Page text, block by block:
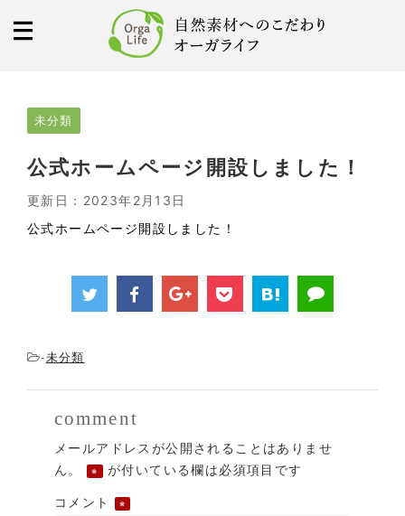
未分類
公式ホームページ開設しました！
更新日： 2023年2月13日
公式ホームページ開設しました！
-未分類
comment
メールアドレスが公開されることはありませ
ん。
※ が付いている欄は必須項目です
コメント ※